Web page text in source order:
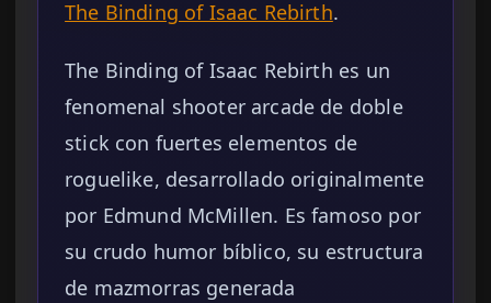
The Binding of Isaac Rebirth.
The Binding of Isaac Rebirth es un
fenomenal shooter arcade de doble
stick con fuertes elementos de
roguelike, desarrollado originalmente
por Edmund McMillen. Es famoso por
su crudo humor bíblico, su estructura
de mazmorras generada